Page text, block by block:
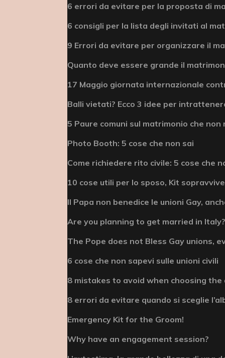
6 errori da evitare per la proposta di
6 consigli per la lista degli invitati al
9 Errori da evitare per organizzare il
Quanto deve essere grande il
17 Maggio giornata internazionale
Balli vietati? Ecco 3 idee per
5 Paure comuni sul matrimonio che
Photo Booth: 5 cose che non sai
Come richiedere rito civile: 5 cose che
10 cose utili per lo sposo, Kit
Il Papa non benedice le unioni Gay,
Are you planning to get married in
The Pope does not Bless Gay unions,
6 cose che non sapevi sulle unioni civili
8 mistakes to avoid when choosing the
8 errori da evitare quando si sceglie
Emergency Kit for the Groom!
Why have an engagement session?